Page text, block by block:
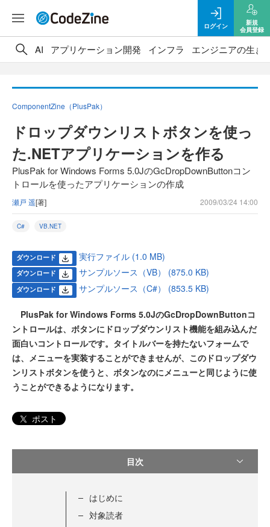
ログイン
新規
会員登録
AI アプリケーション開発 インフラ エンジニアの生き
ComponentZine（PlusPak）
ドロップダウンリストボタンを使っ
た.NETアプリケーションを作る
PlusPak for Windows Forms 5.0JのGcDropDownButtonコン
トロールを使ったアプリケーションの作成
瀬戸 遥[著] 2009/03/24 14:00
C# VB.NET
ダウンロード 実行ファイル (1.0 MB)
ダウンロード サンプルソース（VB） (875.0 KB)
ダウンロード サンプルソース（C#） (853.5 KB)
PlusPak for Windows Forms 5.0JのGcDropDownButtonコ
ントロールは、ボタンにドロップダウンリスト機能を組み込んだ
面白いコントロールです。タイトルバーを持たないフォームで
は、メニューを実装することができませんが、このドロップダウ
ンリストボタンを使うと、ボタンなのにメニューと同じように使
うことができるようになります。
ポスト
目次
はじめに
対象読者